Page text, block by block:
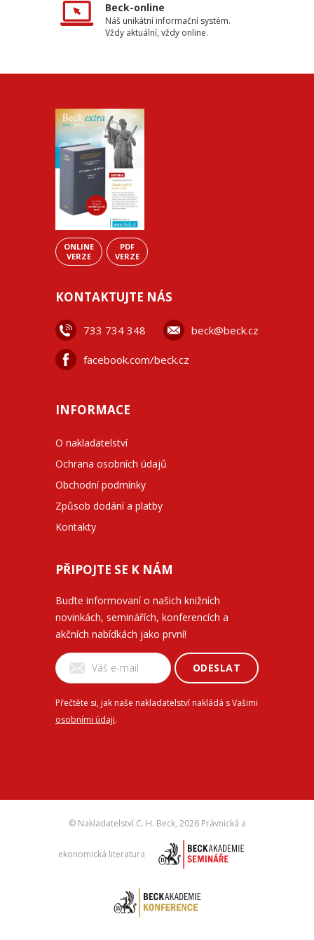
Beck-online
Náš unikátní informační systém.
Vždy aktuální, vždy online.
ONLINE
VERZE
PDF
VERZE
KONTAKTUJTE NÁS
733 734 348 beck@beck.cz
facebook.com/beck.cz
INFORMACE
O nakladatelství
Ochrana osobních údajů
Obchodní podmínky
Způsob dodání a platby
Kontakty
PŘIPOJTE SE K NÁM
Buďte informovaní o našich knižních
novinkách, seminářích, konferencích a
akčních nabídkách jako první!
ODESLAT
Přečtěte si, jak naše nakladatelství nakládá s Vašimi
osobními údaji.
© Nakladatelství C. H. Beck, 2026 Právnická a
ekonomická literatura